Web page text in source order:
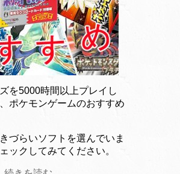
を5000時間以上プレイし
ポケモンゲームのおすすめ
づらいソフトを選んでいま
ックしてみてください。